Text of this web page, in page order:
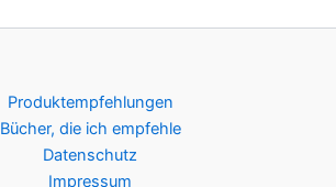
Produktempfehlungen
Bücher, die ich empfehle
Datenschutz
Impressum